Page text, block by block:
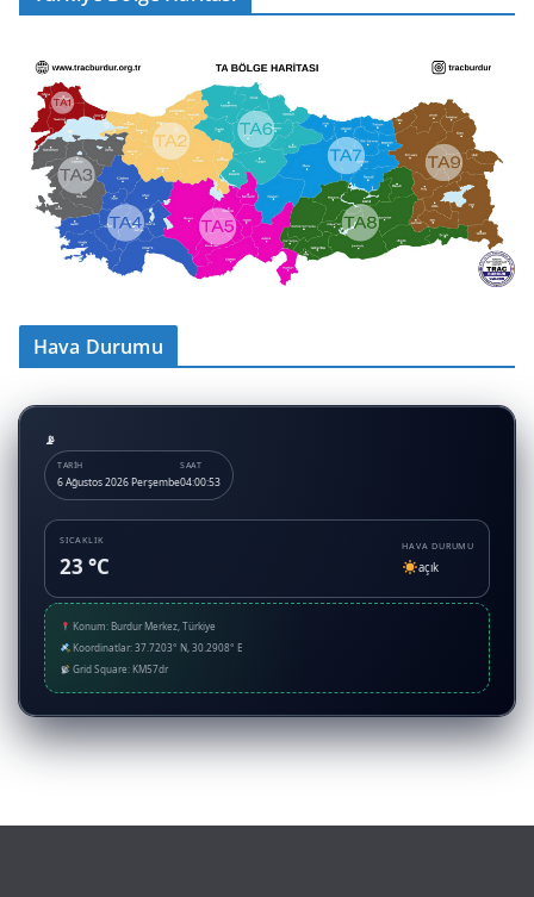
Hava Durumu
TARIH
6 Ağustos 2026 Perşembe
SAAT
04:00:53
SICAKLIK
23 °C
HAVA DURUMU
açık
Konum: Burdur Merkez, Türkiye
Koordinatlar: 37.7203° N, 30.2908° E
Grid Square: KM57dr